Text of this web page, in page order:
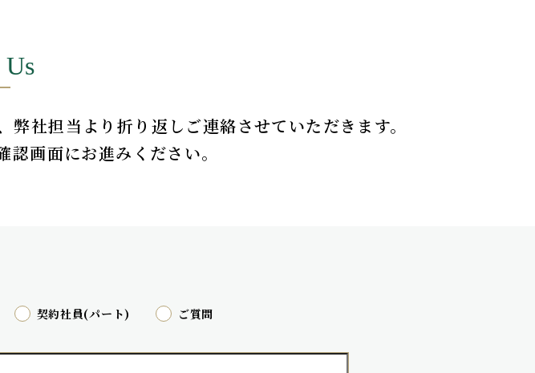
Us
社担当より折り返しご連絡させていただきます。
画面にお進みください。
契約社員(パート) ご質問